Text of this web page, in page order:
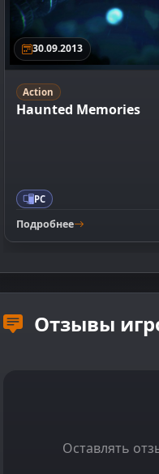
30.09.2013
Action
Haunted Memories
PC
Подробнее
Отзывы
Оставлять